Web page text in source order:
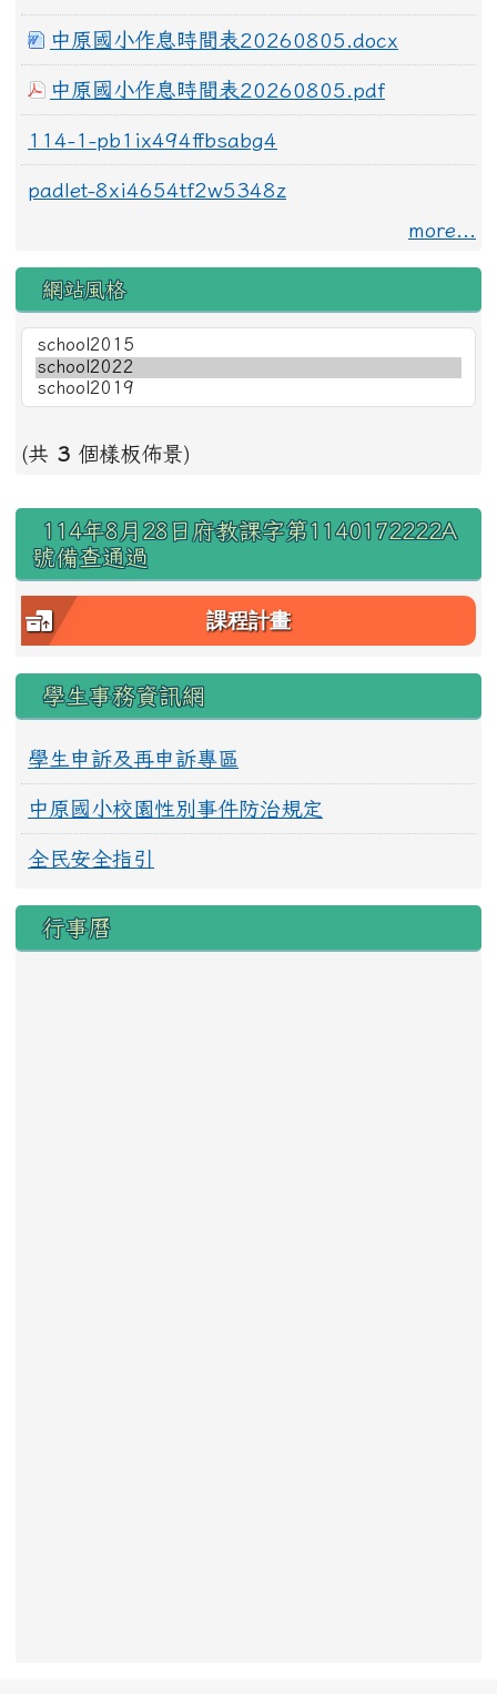
中原國小作息時間表20260805.docx
中原國小作息時間表20260805.pdf
114-1-pb1ix494ffbsabg4
padlet-8xi4654tf2w5348z
more...
網站風格
(共 3 個樣板佈景)
右邊區域內容
114年8月28日府教課字第1140172222A
號備查通過
課程計畫
學生事務資訊網
學生申訴及再申訴專區
中原國小校園性別事件防治規定
全民安全指引
行事曆